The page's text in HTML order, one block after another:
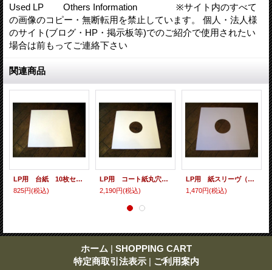
Used LP Others Information ※サイト内のすべて
の画像のコピー・無断転用を禁止しています。 個人・法人様
のサイト(ブログ・HP・掲示板等)でのご紹介で使用されたい
場合は前もってご連絡下さい
関連商品
LP用 台紙 10枚セット
825円(税込)
LP用 コート紙丸穴ジャケ 10枚セット
2,190円(税込)
LP用 紙スリーヴ（レギュラー 四角の角） 10枚セット
1,470円(税込)
ホーム | SHOPPING CART
特定商取引法表示 | ご利用案内